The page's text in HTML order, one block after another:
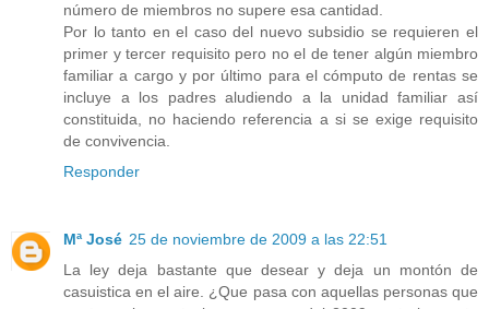
número de miembros no supere esa cantidad.
Por lo tanto en el caso del nuevo subsidio se requieren el
primer y tercer requisito pero no el de tener algún miembro
familiar a cargo y por último para el cómputo de rentas se
incluye a los padres aludiendo a la unidad familiar así
constituida, no haciendo referencia a si se exige requisito
de convivencia.
Responder
Mª José 25 de noviembre de 2009 a las 22:51
La ley deja bastante que desear y deja un montón de
casuistica en el aire. ¿Que pasa con aquellas personas que